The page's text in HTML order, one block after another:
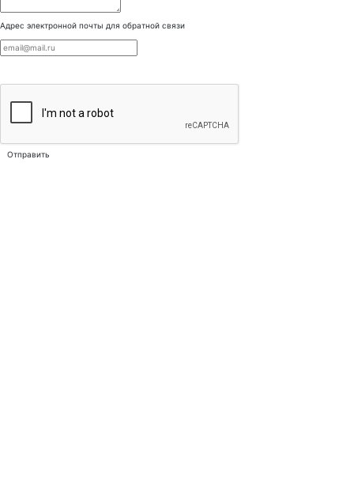
Адрес электронной почты для обратной связи